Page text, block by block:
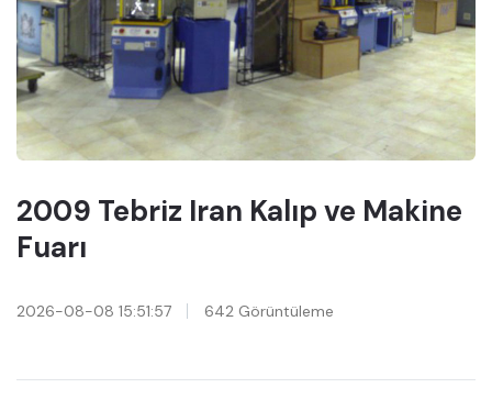
2009 Tebriz Iran Kalıp ve Makine
Fuarı
2026-08-08 15:51:57 642 Görüntüleme